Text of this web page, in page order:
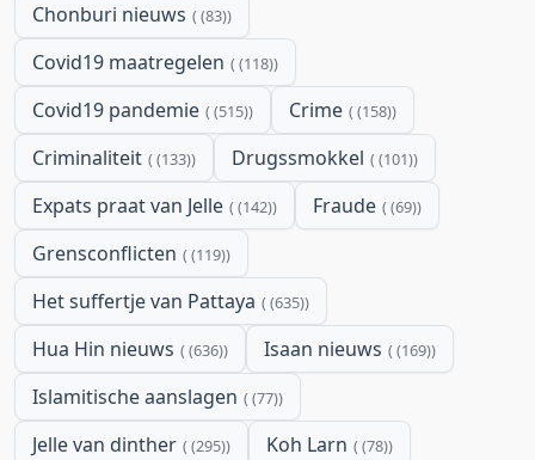
Chonburi nieuws (83)
Covid19 maatregelen (118)
Covid19 pandemie (515) Crime (158)
Criminaliteit (133) Drugssmokkel (101)
Expats praat van Jelle (142) Fraude (69)
Grensconflicten (119)
Het suffertje van Pattaya (635)
Hua Hin nieuws (636) Isaan nieuws (169)
Islamitische aanslagen (77)
Jelle van dinther (295) Koh Larn (78)